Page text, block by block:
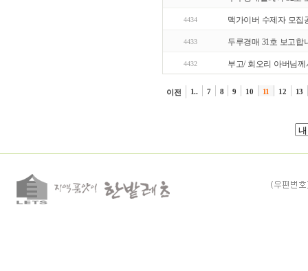
4434 맥가이버 수제자 모집
4433 두루경매 31호 보고합
4432 부고/ 회오리 아버님
이전 1.. 7 8 9 10 11 12 13